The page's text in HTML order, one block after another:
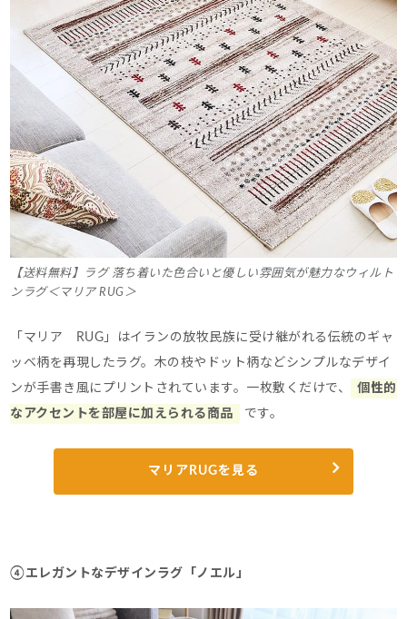
【送料無料】ラグ 落ち着いた色合いと優しい雰囲気が魅力なウィルト
ンラグ＜マリア RUG＞
「マリア RUG」はイランの放牧民族に受け継がれる伝統のギャ
ッベ柄を再現したラグ。 木の枝やドット柄などシンプルなデザイ
ンが手書き風にプリントされています。 一枚敷くだけで、
個性的
なアクセントを部屋に加えられる商品
です。
マリアRUGを見る
④エレガントなデザインラグ「ノエル」